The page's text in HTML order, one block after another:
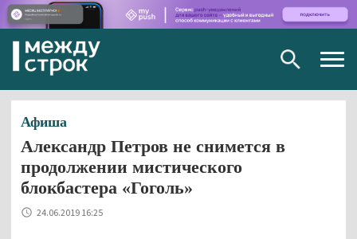
Афиша
Александр Петров не снимется в
продолжении мистического
блокбастера «Гоголь»
24.06.2019 16:25